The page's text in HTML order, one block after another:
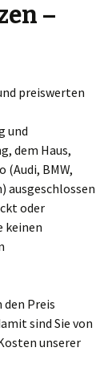
–
preiswerten
und
dem Haus,
(Audi, BMW,
ausgeschlossen
oder
keinen
Preis
sind Sie von
unserer